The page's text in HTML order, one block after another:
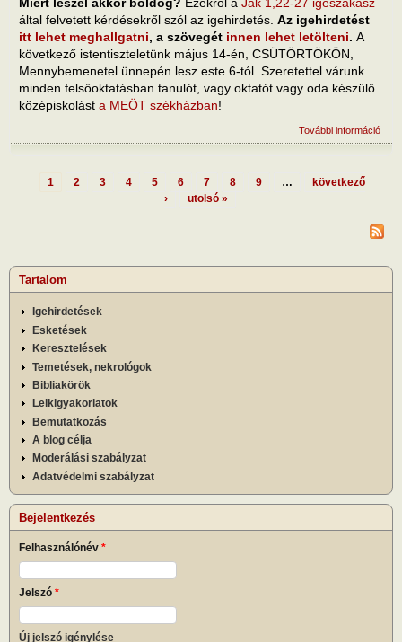
által felvetett kérdésekről szól az igehirdetés. Az igehirdetést
itt lehet meghallgatni, a szövegét innen lehet letölteni. A
következő istentiszteletünk május 14-én, CSÜTÖRTÖKÖN,
Mennybemenetel ünnepén lesz este 6-tól. Szeretettel várunk
minden felsőoktatásban tanulót, vagy oktatót vagy oda készülő
középiskolást a MEÖT székházban!
További információ
1 2 3 4 5 6 7 8 9 …
következő
›
utolsó »
Tartalom
Igehirdetések
Esketések
Keresztelések
Temetések, nekrológok
Bibliakörök
Lelkigyakorlatok
Bemutatkozás
A blog célja
Moderálási szabályzat
Adatvédelmi szabályzat
Bejelentkezés
Felhasználónév *
Jelszó *
Új jelszó igénylése